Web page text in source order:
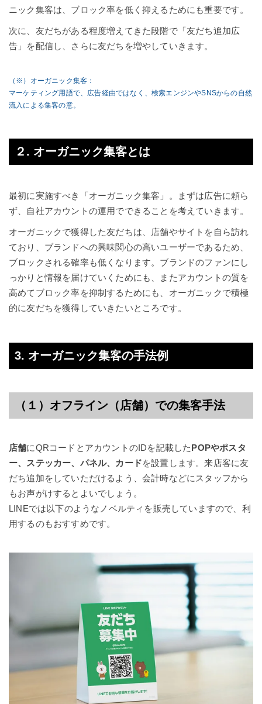
ニック集客は、ブロック率を低く抑えるためにも重要です。
次に、友だちがある程度増えてきた段階で「友だち追加広
告」を配信し、さらに友だちを増やしていきます。
（※）オーガニック集客：
マーケティング用語で、広告経由ではなく、検索エンジンやSNSからの自然
流入による集客の意。
２. オーガニック集客とは
最初に実施すべき「オーガニック集客」。まずは広告に頼ら
ず、自社アカウントの運用でできることを考えていきます。
オーガニックで獲得した友だちは、店舗やサイトを自ら訪れ
ており、ブランドへの興味関心の高いユーザーであるため、
ブロックされる確率も低くなります。ブランドのファンにし
っかりと情報を届けていくためにも、またアカウントの質を
高めてブロック率を抑制するためにも、オーガニックで積極
的に友だちを獲得していきたいところです。
3. オーガニック集客の手法例
（１）オフライン（店舗）での集客手法
店舗にQRコードとアカウントのIDを記載したPOPやポスタ
ー、ステッカー、パネル、カードを設置します。来店客に友
だち追加をしていただけるよう、会計時などにスタッフから
もお声がけするとよいでしょう。
LINEでは以下のようなノベルティを販売していますので、利
用するのもおすすめです。